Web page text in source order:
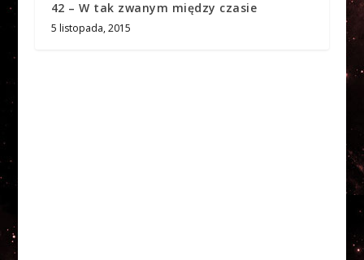
42 – W tak zwanym między czasie
5 listopada, 2015